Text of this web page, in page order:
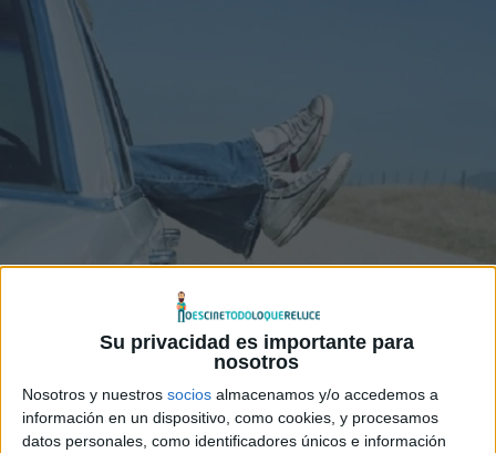
Su privacidad es importante para
nosotros
Nosotros y nuestros socios almacenamos y/o accedemos a
información en un dispositivo, como cookies, y procesamos
datos personales, como identificadores únicos e información